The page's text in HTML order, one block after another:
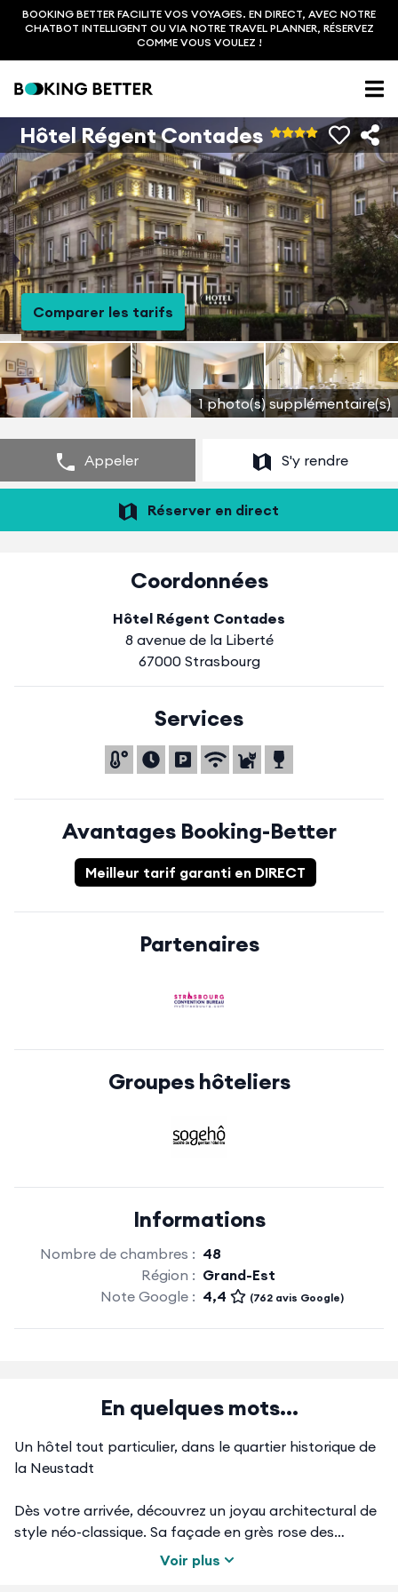
BOOKING BETTER FACILITE VOS VOYAGES. EN DIRECT, AVEC NOTRE
CHATBOT INTELLIGENT OU VIA NOTRE TRAVEL PLANNER, RÉSERVEZ
COMME VOUS VOULEZ !
Comparer les tarifs
1 photo(s) supplémentaire(s)
Hôtel Régent Contades
Appeler S'y rendre
Réserver en direct
Coordonnées
Hôtel Régent Contades
8 avenue de la Liberté
67000 Strasbourg
Services
Avantages Booking-Better
Meilleur tarif garanti en DIRECT
Partenaires
Groupes hôteliers
Informations
Nombre de chambres : 48
Région : Grand-Est
Note Google : 4,4 (762 avis Google)
En quelques mots...
Un hôtel tout particulier, dans le quartier historique de
la Neustadt
Dès votre arrivée, découvrez un joyau architectural de
style néo-classique. Sa façade en grès rose des
Vosges est aussi belle de jour que de nuit… Bienvenue
dans une maison bourgeoise du 19ème siècle devenue
Voir plus